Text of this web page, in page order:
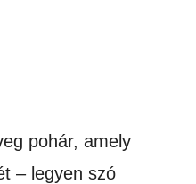
pohár, amely
– legyen szó